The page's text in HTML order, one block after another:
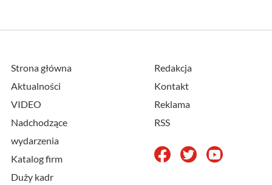
Strona główna
Aktualności
VIDEO
Nadchodzące
wydarzenia
Katalog firm
Duży kadr
Redakcja
Kontakt
Reklama
RSS